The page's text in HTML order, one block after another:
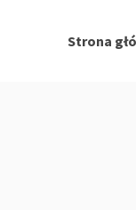
Strona